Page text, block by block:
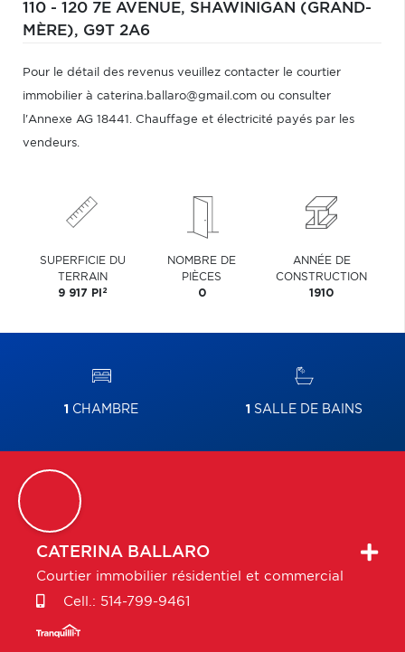
110 - 120 7E AVENUE, SHAWINIGAN (GRAND-
MÈRE), G9T 2A6
Pour le détail des revenus veuillez contacter le courtier
immobilier à caterina.ballaro@gmail.com ou consulter
l'Annexe AG 18441. Chauffage et électricité payés par les
vendeurs.
SUPERFICIE DU
TERRAIN
9 917 PI 2
NOMBRE DE
PIÈCES
0
ANNÉE DE
CONSTRUCTION
1910
1 CHAMBRE 1 SALLE DE BAINS
CATERINA BALLARO
Courtier immobilier résidentiel et commercial
Cell.: 514-799-9461